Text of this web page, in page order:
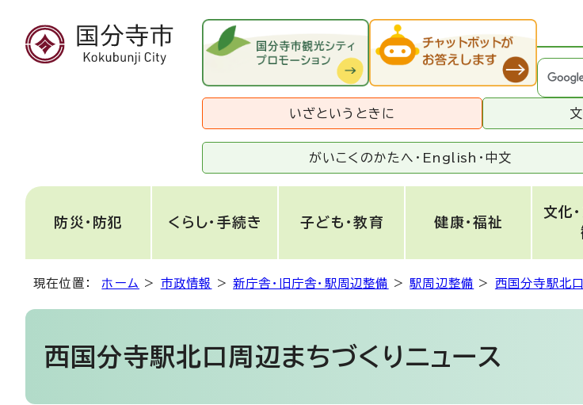
いざというときに
がいこくのかたへ・ English ・ 中文
防災・防犯 くらし・手続き 子ども・教育 健康・福祉
文化
現在位置： ホーム > 市政情報 >新庁舎・旧庁舎・駅周辺整備 >駅周辺整備 > 西国分寺駅北
西国分寺駅北口周辺まちづくりニュース